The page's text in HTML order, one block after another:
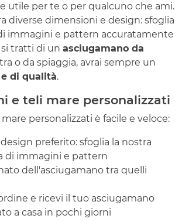
utile per te o per qualcuno che ami.
diverse dimensioni e design: sfoglia
immagini e pattern accuratamente
si tratti di un asciugamano da
o da spiaggia, avrai sempre un
di qualità.
e teli mare personalizzati
personalizzati è facile e veloce:
preferito: sfoglia la nostra
di immagini e pattern
dell'asciugamano tra quelli
e ricevi il tuo asciugamano
a casa in pochi giorni